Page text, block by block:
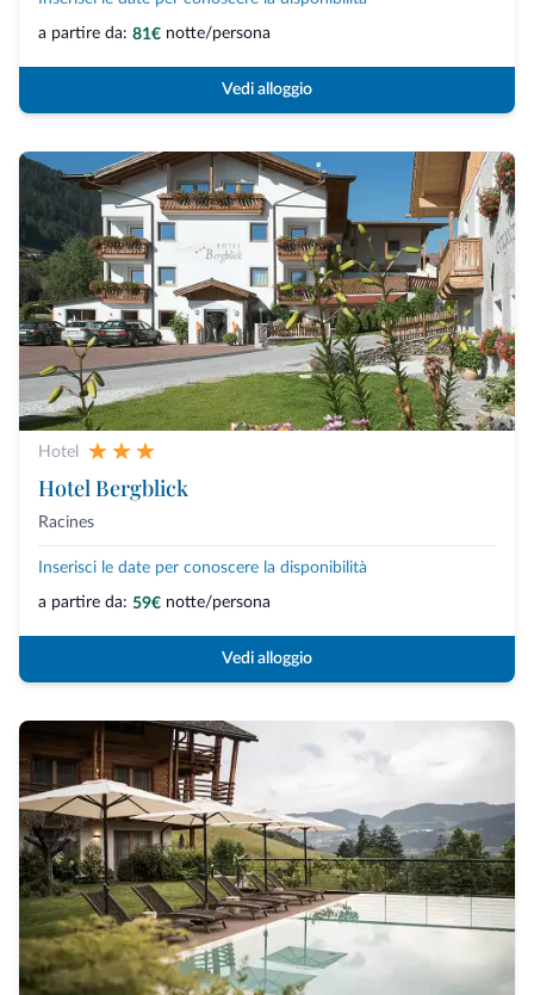
a partire da: 81€ notte/persona
Vedi alloggio
Hotel
Hotel Bergblick
Racines
Inserisci le date per conoscere la disponibilità
a partire da: 59€ notte/persona
Vedi alloggio